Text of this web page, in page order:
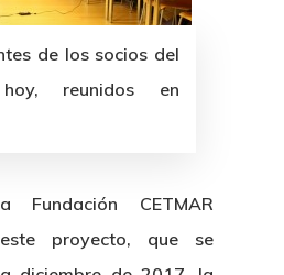
de los socios del
reunidos en
CETMAR
proyecto, que se